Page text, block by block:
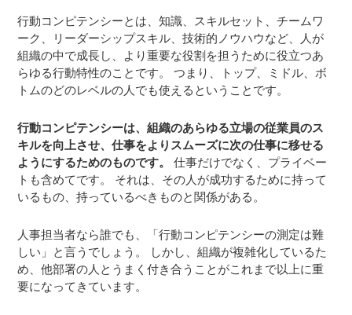
行動コンピテンシーとは、知識、スキルセット、チームワ
ーク、リーダーシップスキル、技術的ノウハウなど、人が
組織の中で成長し、より重要な役割を担うために役立つあ
らゆる行動特性のことです。 つまり、トップ、ミドル、ボ
トムのどのレベルの人でも使えるということです。
行動コンピテンシーは、組織のあらゆる立場の従業員のス
キルを向上させ、仕事をよりスムーズに次の仕事に移せる
ようにするためのものです。
仕事だけでなく、プライベー
トも含めてです。 それは、その人が成功するために持って
いるもの、持っているべきものと関係がある。
人事担当者なら誰でも、「行動コンピテンシーの測定は難
しい」と言うでしょう。 しかし、組織が複雑化しているた
め、他部署の人とうまく付き合うことがこれまで以上に重
要になってきています。